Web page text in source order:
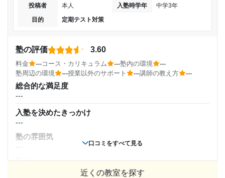
志望校と合格状況
---
個別指導アップ学習会 野田阪神教室の口コミをもっと見る
---
月額料金
---
塾内の環境
塾周辺の環境
唐揚げ屋さんのいい匂いがする
授業以外のサポート
(相談・面談、家庭学習のサポート、授業以外のコミュニケーション等)
先生が優しい
利用詳細
通塾期間
---
口コミをすべて見る
投稿者 本人 入塾時学年
中学3年
目的
定期テスト対策
塾の評価 3.60
料金 ---コース・カリキュラム ---塾内の環境
---
塾周辺の環境
---授業以外のサポート ---講師の教え方 ---
総合的な満足度
---
入塾を決めたきっかけ
---
塾の雰囲気
---
近くの教室を探す